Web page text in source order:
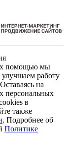
помощью мы
улучшаем работу
на
персональных
в
также
. Подробнее об
Политике